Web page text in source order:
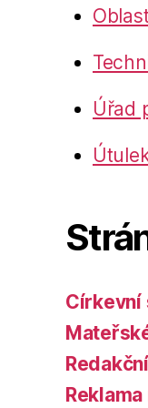
Úřad
Církevní